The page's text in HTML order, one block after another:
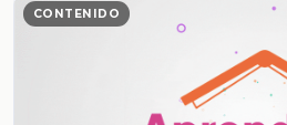
CONTENIDO